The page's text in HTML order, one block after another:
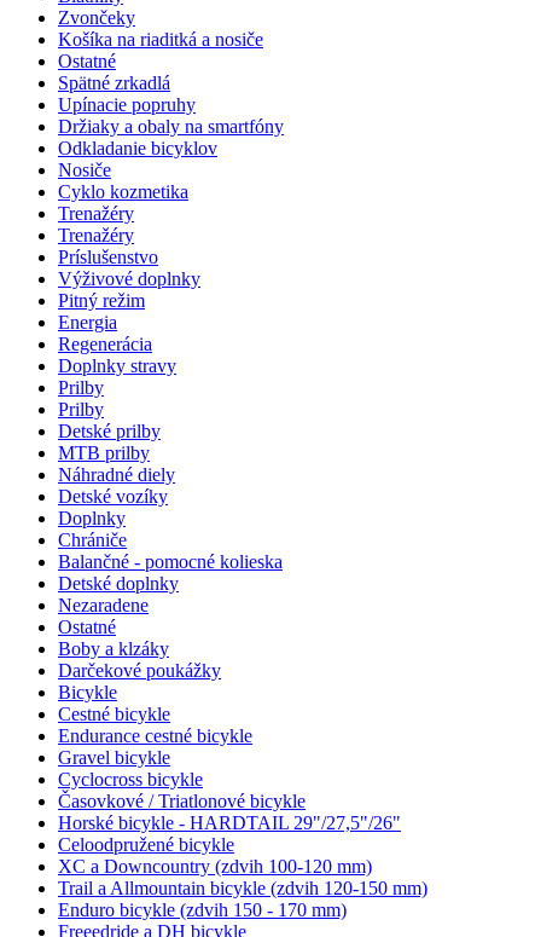
Zvončeky
Košíka na riaditká a nosiče
Ostatné
Spätné zrkadlá
Upínacie popruhy
Držiaky a obaly na smartfóny
Odkladanie bicyklov
Nosiče
Cyklo kozmetika
Trenažéry
Trenažéry
Príslušenstvo
Výživové doplnky
Pitný režim
Energia
Regenerácia
Doplnky stravy
Prilby
Prilby
Detské prilby
MTB prilby
Náhradné diely
Detské vozíky
Doplnky
Chrániče
Balančné - pomocné kolieska
Detské doplnky
Nezaradene
Ostatné
Boby a klzáky
Darčekové poukážky
Bicykle
Cestné bicykle
Endurance cestné bicykle
Gravel bicykle
Cyclocross bicykle
Časovkové / Triatlonové bicykle
Horské bicykle - HARDTAIL 29"/27,5"/26"
Celoodpružené bicykle
XC a Downcountry (zdvih 100-120 mm)
Trail a Allmountain bicykle (zdvih 120-150 mm)
Enduro bicykle (zdvih 150 - 170 mm)
Freeedride a DH bicykle